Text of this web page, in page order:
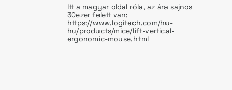
Itt a magyar oldal róla, az ára sajnos
30ezer felett van:
https://www.logitech.com/hu-
hu/products/mice/lift-vertical-
ergonomic-mouse.html